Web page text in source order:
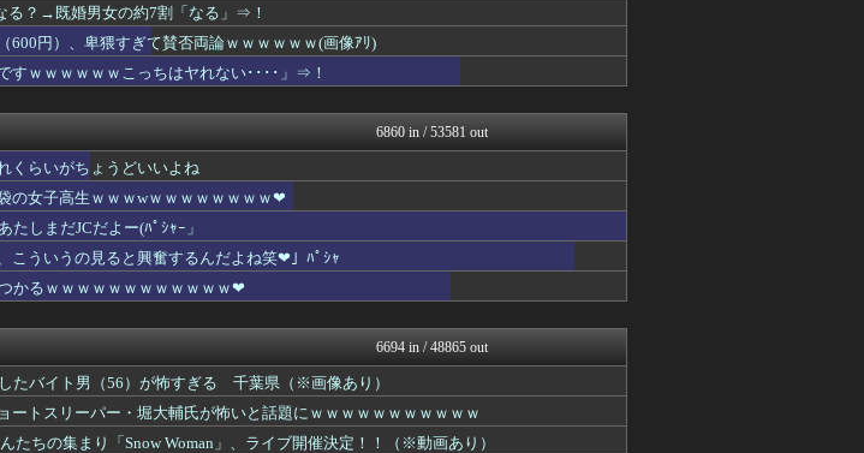
報 不法残留でネパール国籍の男逮捕
すぎて賛否両論ｗｗｗｗｗｗ(画...
不思議.net - 5ch...
放送当時を上回る
Zチャンネル＠VIP
には大変お世話になっていますので...
ゴールデンタイムズ
ｗこっちはヤれない････」⇒！
不思議.net - 5ch...
ｗｗ
まうｗｗｗｗｗｗｗｗｗｗｗ
えっ!?またここのサイト?
)」ワイ「うるせぇな…どうせFラ...
に植えた→20年経って見に行くと...
つつある・・・
取りおっぱいに押し当ててしまう
VIPPER速報
！ﾁﾝﾎﾟ太いっ！太いっ！...
画をやらない・・・・・
NEWSぽけまとめーる
った結果ww
まとめCUP
のわいせつな行為で音楽クリエイタ...
コノユビニュース｜みんなの...
・・・
ぶる速-VIP
よー(ﾊﾟｼｬｰ」
なんJミュージアム
まにゅそく 2chまとめニ...
る？→既婚男女の約7割「なる」⇒！
600円）、卑猥すぎて賛否両論ｗｗｗｗｗｗ(画像ｱﾘ)
すｗｗｗｗｗｗこっちはヤれない････」⇒！
6860 in / 53581 out
くらいがちょうどいいよね
の女子高生ｗｗｗwｗｗｗｗｗｗｗｗ❤
たしまだJCだよー(ﾊﾟｼｬｰ」
こういうの見ると興奮するんだよね笑❤」ﾊﾟｼｬ
かるｗｗｗｗｗｗｗｗｗｗｗｗ❤
6694 in / 48865 out
たバイト男（56）が怖すぎる 千葉県（※画像あり）
ートスリーパー・堀大輔氏が怖いと話題にｗｗｗｗｗｗｗｗｗｗｗ
たちの集まり「Snow Woman」、ライブ開催決定！！（※動画あり）